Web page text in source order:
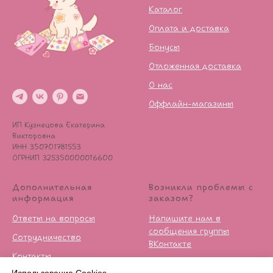
ИП Кузнецова Екатерина
Викторовна
ИНН 350701781553
ОГРНИП 325350000016600
Каталог
Оплата и доставка
Бонусы
Отложенная доставка
О нас
Оффлайн-магазины
Дополнительная
информация
Ответы на вопросы
Сотрудничество
Контакты
Возникли проблемы с
заказом?
Напишите нам в
сообщения группы
ВКонтакте